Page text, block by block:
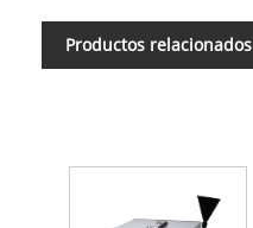
Productos relacionados